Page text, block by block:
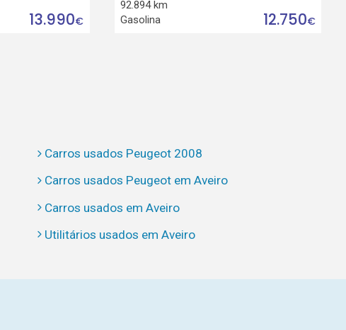
13.990€
92.894 km
Gasolina
12.750€
Carros usados Peugeot 2008
Carros usados Peugeot em Aveiro
Carros usados em Aveiro
Utilitários usados em Aveiro